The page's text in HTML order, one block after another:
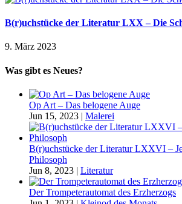
B(r)uchstücke der Literatur LXX – Die
9. März 2023
Was gibt es Neues?
Op Art – Das belogene Auge
Jun 15, 2023 | Malerei
B(r)uchstücke der Literatur LXXVI –
Philosoph
Jun 8, 2023 | Literatur
Der Trompeterautomat des Erzherzogs